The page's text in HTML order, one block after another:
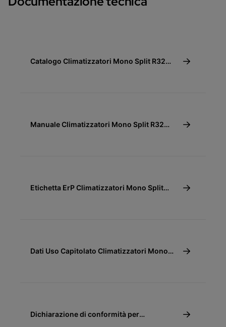
Catalogo Climatizzatori Mono Split R32
Manuale Climatizzatori Mono Split R32
Etichetta ErP Climatizzatori Mono Split
Dati Uso Capitolato Climatizzatori Mono
Dichiarazione di conformità per